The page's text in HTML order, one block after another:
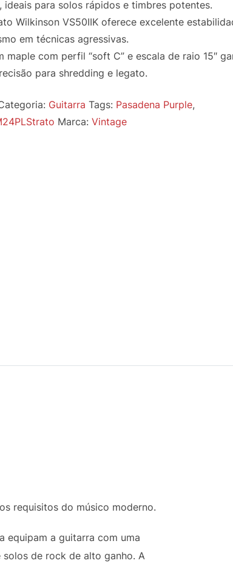
ideais para solos rápidos e timbres potentes.
Wilkinson VS50IIK oferece excelente
em técnicas agressivas.
maple com perfil “soft C” e escala de raio 15″
para shredding e legato.
Guitarra Tags: Pasadena Purple,
Marca: Vintage
requisitos do músico moderno.
equipam a guitarra com uma
de rock de alto ganho. A